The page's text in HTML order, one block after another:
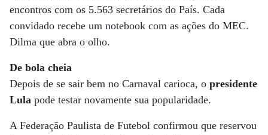
encontros com os 5.563 secretários do País. Cada
convidado recebe um notebook com as ações do MEC.
Dilma que abra o olho.
De bola cheia
Depois de se sair bem no Carnaval carioca, o presidente
Lula pode testar novamente sua popularidade.
A Federação Paulista de Futebol confirmou que reservou